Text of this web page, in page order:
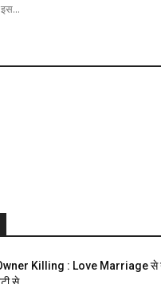
Killing : Love Marriage से
से...